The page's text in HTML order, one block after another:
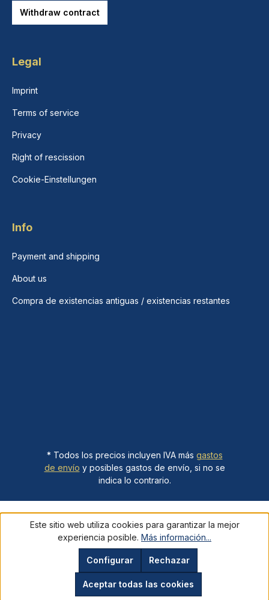
Withdraw contract
Legal
Imprint
Terms of service
Privacy
Right of rescission
Cookie-Einstellungen
Info
Payment and shipping
About us
Compra de existencias antiguas / existencias restantes
* Todos los precios incluyen IVA más gastos
de envío y posibles gastos de envío, si no se
indica lo contrario.
Este sitio web utiliza cookies para garantizar la mejor
experiencia posible. Más información...
Rechazar
Configurar
Aceptar todas las cookies